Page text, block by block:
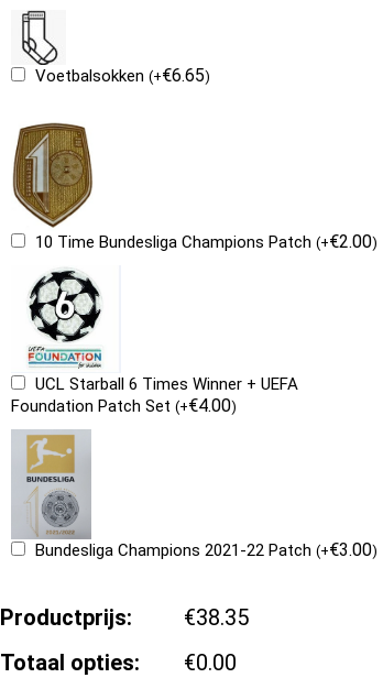
Voetbalsokken (+€6.65)
10 Time Bundesliga Champions Patch (+€2.00)
UCL Starball 6 Times Winner + UEFA
Foundation Patch Set (+€4.00)
Bundesliga Champions 2021-22 Patch (+€3.00)
Productprijs:
€38.35
Totaal opties:
€0.00